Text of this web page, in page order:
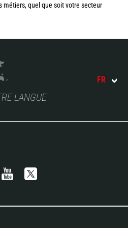
métiers, quel que soit votre secteur
LANGUE
FR